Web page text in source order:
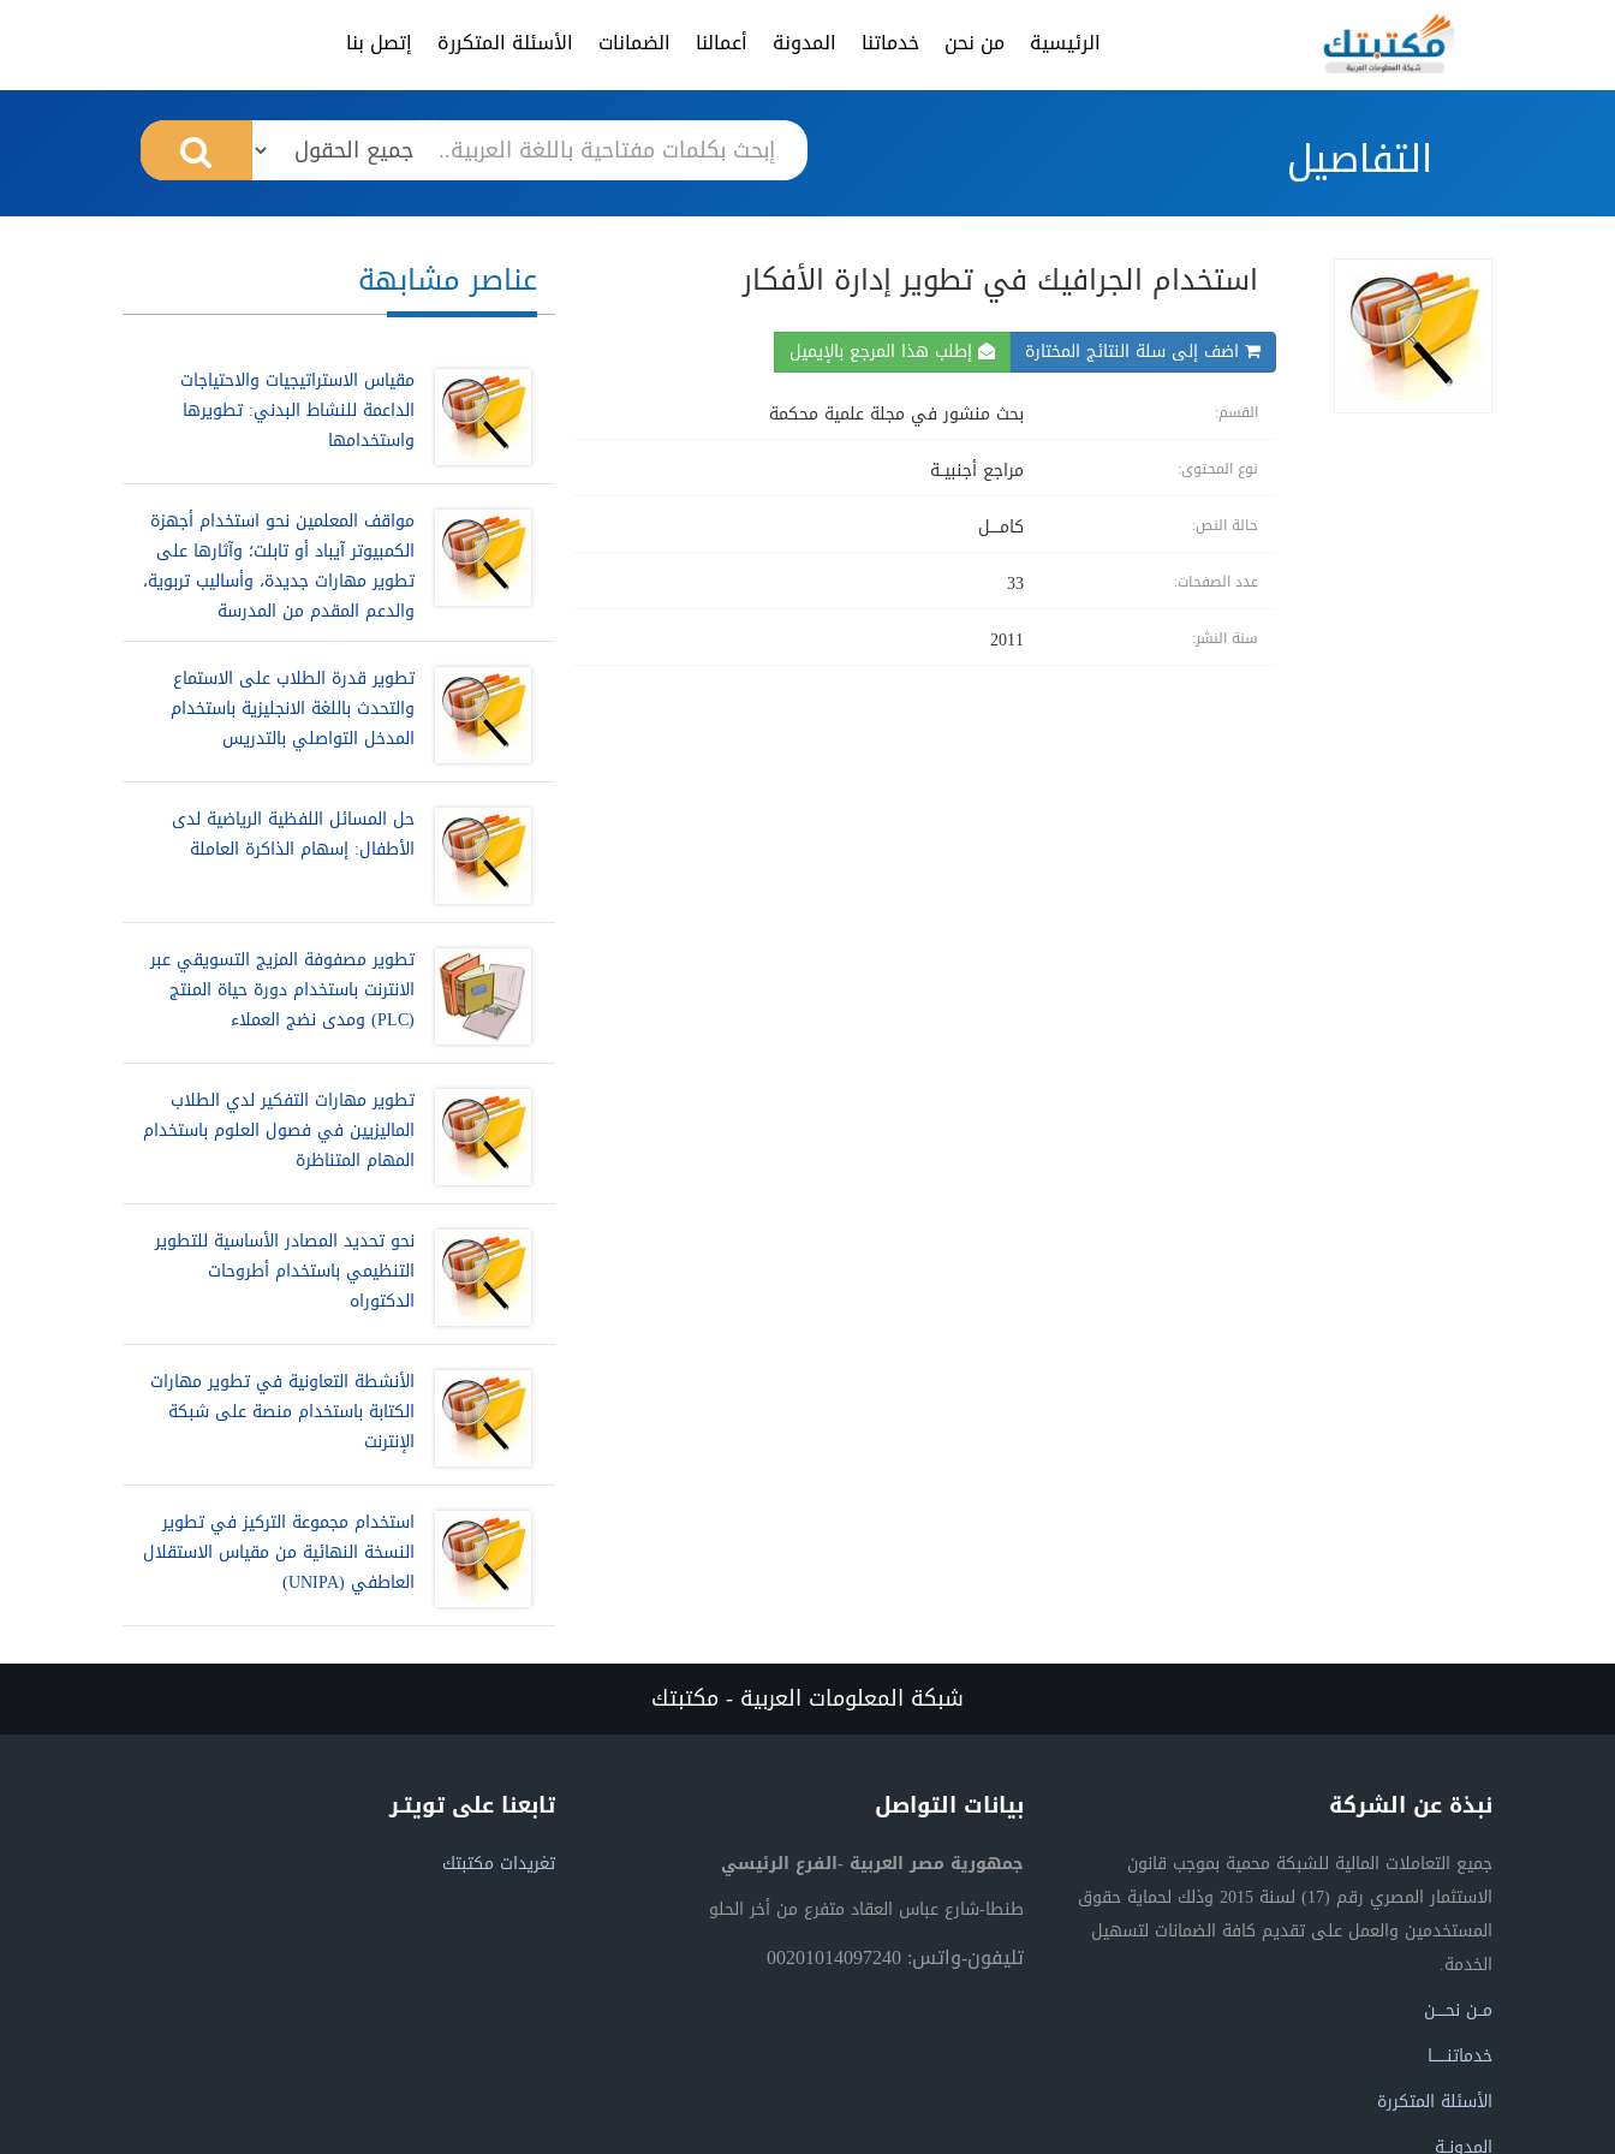
الرئيسية من نحن خدماتنا المدونة أعمالنا الضمانات الأسئلة المتكررة إتصل بنا
التفاصيل
استخدام الجرافيك في تطوير إدارة الأفكار
اضف إلى سلة النتائج المختارة إطلب هذا المرجع بالإيميل
القسم: بحث منشور في مجلة علمية محكمة
نوع المحتوى: مراجع أجنبيــة
حالة النص: كامــــل
عدد الصفحات: 33
سنة النشر: 2011
عناصر مشابهة
مقياس الاستراتيجيات والاحتياجات
الداعمة للنشاط البدني: تطويرها
واستخدامها
مواقف المعلمين نحو استخدام أجهزة
الكمبيوتر آيباد أو تابلت؛ وآثارها على
تطوير مهارات جديدة، وأساليب تربوية،
والدعم المقدم من المدرسة
تطوير قدرة الطلاب على الاستماع
والتحدث باللغة الانجليزية باستخدام
المدخل التواصلي بالتدريس
حل المسائل اللفظية الرياضية لدى
الأطفال: إسهام الذاكرة العاملة
تطوير مصفوفة المزيج التسويقي عبر
الانترنت باستخدام دورة حياة المنتج
(PLC) ومدى نضج العملاء
تطوير مهارات التفكير لدي الطلاب
الماليزيين في فصول العلوم باستخدام
المهام المتناظرة
نحو تحديد المصادر الأساسية للتطوير
التنظيمي باستخدام أطروحات
الدكتوراه
الأنشطة التعاونية في تطوير مهارات
الكتابة باستخدام منصة على شبكة
الإنترنت
استخدام مجموعة التركيز في تطوير
النسخة النهائية من مقياس الاستقلال
العاطفي (UNIPA)
شبكة المعلومات العربية - مكتبتك
نبذة عن الشركة
جميع التعاملات المالية للشبكة محمية بموجب قانون
الاستثمار المصري رقم (17) لسنة 2015 وذلك لحماية حقوق
المستخدمين والعمل على تقديم كافة الضمانات لتسهيل
الخدمة.
مــن نحــــن
خدماتنــــــا
الأسئلة المتكررة
المدونــة
بيانات التواصل
جمهورية مصر العربية -الفرع الرئيسي
طنطا-شارع عباس العقاد متفرع من أخر الحلو
تليفون-واتس: 00201014097240
تابعنا على تويتـر
تغريدات مكتبتك